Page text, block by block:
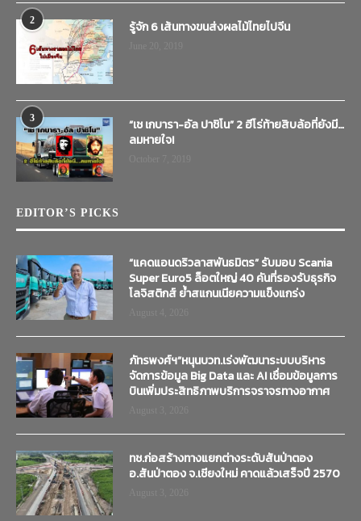
2 รู้จัก 6 เส้นทางขนส่งผลไม้ไทยไปจีน
3
“เช เกบารา-อัล ปาชิโน” 2 ฮีโร่ท้ายสิบล้อที่ยังมี…
ลมหายใจ!
EDITOR’S PICKS
“แคดแอนดริวลาสพันธมิตร” รับมอบ Scania
Super Euro5 ล็อตใหญ่ 40 คันที่รองรับธุรกิจ
โลจิสติกส์ ย้ำสแกนเนียความแข็งแกร่ง
ภัทรพงศ์ฯ”หนุนบวท.เร่งพัฒนาระบบบริหาร
จัดการข้อมูล Big Data และ AI เชื่อมข้อมูลการ
บินเพิ่มประสิทธิภาพบริการจราจรทางอากาศ
ทช.ก่อสร้างทางแยกต่างระดับสันป่าตอง
อ.สันป่าตอง จ.เชียงใหม่ คาดแล้วเสร็จปี 2570